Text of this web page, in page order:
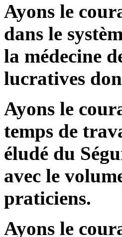
Ayons le
dans le
la médecine
lucratives
Ayons le
temps de
éludé du
avec le
praticiens.
Ayons le